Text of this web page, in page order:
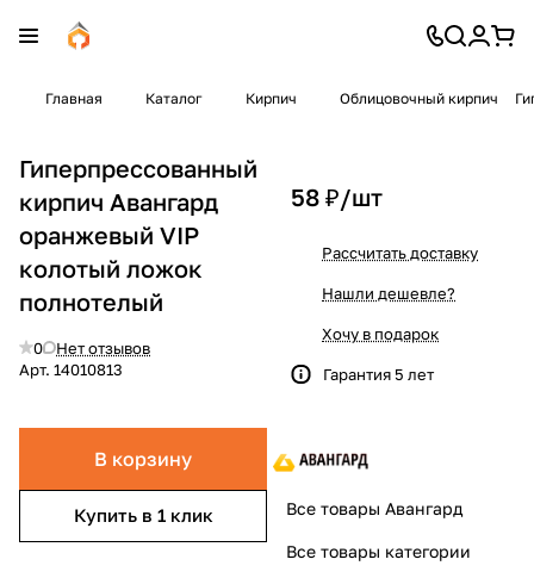
Главная Каталог Кирпич Облицовочный кирпич
Гиперпрессованный
кирпич Авангард
оранжевый VIP
колотый ложок
полнотелый
0
Нет отзывов
Арт. 14010813
В корзину
Купить в 1 клик
58 ₽/шт
Рассчитать доставку
Нашли дешевле?
Хочу в подарок
Гарантия 5 лет
Все товары Авангард
Все товары категории